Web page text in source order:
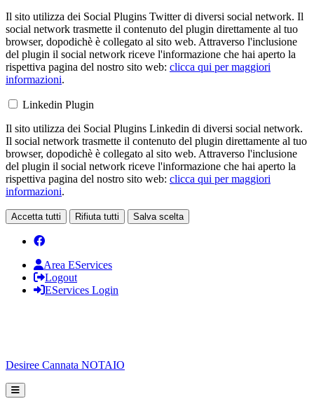
Il sito utilizza dei Social Plugins Twitter di diversi social network. Il
social network trasmette il contenuto del plugin direttamente al tuo
browser, dopodichè è collegato al sito web. Attraverso l'inclusione
del plugin il social network riceve l'informazione che hai aperto la
rispettiva pagina del nostro sito web: clicca qui per maggiori
informazioni.
Linkedin Plugin
Il sito utilizza dei Social Plugins Linkedin di diversi social network.
Il social network trasmette il contenuto del plugin direttamente al tuo
browser, dopodichè è collegato al sito web. Attraverso l'inclusione
del plugin il social network riceve l'informazione che hai aperto la
rispettiva pagina del nostro sito web: clicca qui per maggiori
informazioni.
Accetta tutti Rifiuta tutti Salva scelta
Area EServices
Logout
EServices Login
Desiree Cannata NOTAIO